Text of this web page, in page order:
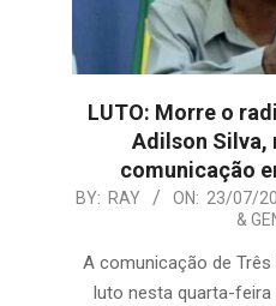
LUTO: Morre o
Adilson Silva,
comunicação
2026-
23
BY: RAY ON: 23/07/
&
A comunicação de
luto nesta quarta-